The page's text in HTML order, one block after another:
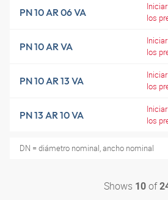
PN 10 AR 06 VA
los
PN 10 AR VA
los
PN 10 AR 13 VA
los
PN 13 AR 10 VA
los
DN = diámetro nominal, ancho nominal
Shows 10of